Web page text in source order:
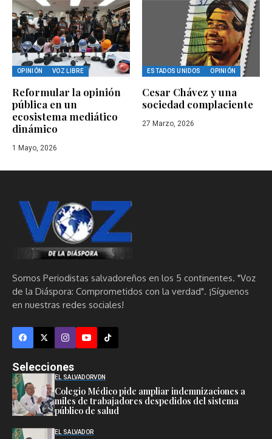
OPINIÓN VOZ LIBRE
Reformular la opinión
pública en un
ecosistema mediático
dinámico
1 Mayo, 2026
ESTADOS UNIDOS OPINIÓN
Cesar Chávez y una
sociedad complaciente
27 Marzo, 2026
Somos Periodistas salvadoreños en los 5 continentes. "Voz
de la Diáspora: Comprometidos con la verdad". ¡Síguenos
en nuestras redes sociales!
Selecciones
EL SALVADORVDN
Colegio Médico pide ampliar indemnizaciones a
miles de trabajadores despedidos del sistema
público de salud
EL SALVADOR